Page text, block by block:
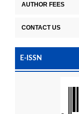
AUTHOR FEES
CONTACT US
E-ISSN